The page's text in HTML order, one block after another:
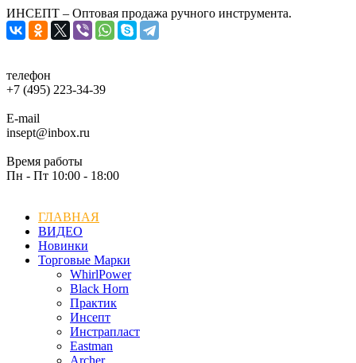
ИНСЕПТ – Оптовая продажа ручного инструмента.
телефон
+7 (495) 223-34-39
E-mail
insept@inbox.ru
Время работы
Пн - Пт 10:00 - 18:00
ГЛАВНАЯ
ВИДЕО
Новинки
Торговые Марки
WhirlPower
Black Horn
Практик
Инсепт
Инстрапласт
Eastman
Archer